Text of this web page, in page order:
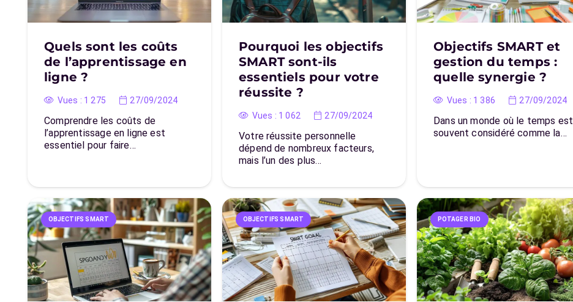
Quels sont les coûts
de l’apprentissage en
ligne ?
Vues : 1 275 27/09/2024
Comprendre les coûts de
l’apprentissage en ligne est
essentiel pour faire…
Pourquoi les objectifs
SMART sont-ils
essentiels pour votre
réussite ?
Vues : 1 062 27/09/2024
Votre réussite personnelle
dépend de nombreux facteurs,
mais l’un des plus…
Objectifs SMART et
gestion du temps :
quelle synergie ?
Vues : 1 386 27/09/2024
Dans un monde où le temps est
souvent considéré comme la…
OBJECTIFS SMART OBJECTIFS SMART POTAGER BIO